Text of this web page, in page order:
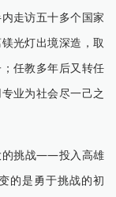
走访五十多个国家
光灯出境深造，取
任教多年后又转任
业为社会尽一己之
挑战——投入高雄
的是勇于挑战的初